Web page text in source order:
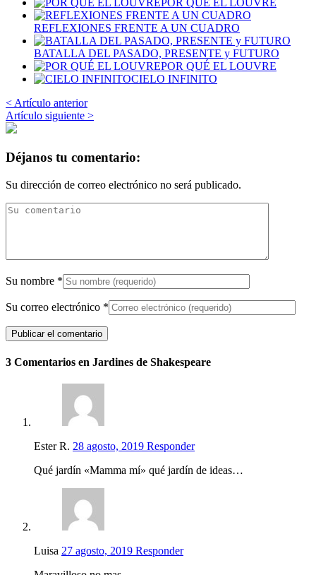
POR QUÉ EL LOUVRE
REFLEXIONES FRENTE A UN CUADRO
BATALLA DEL PASADO, PRESENTE y FUTURO
POR QUÉ EL LOUVRE
CIELO INFINITO
< Artículo anterior
Artículo siguiente >
Déjanos tu comentario:
Su dirección de correo electrónico no será publicado.
Su nombre *
Su correo electrónico *
3 Comentarios en Jardines de Shakespeare
Ester R. 28 agosto, 2019 Responder
Qué jardín «Mamma mí» qué jardín de ideas…
Luisa 27 agosto, 2019 Responder